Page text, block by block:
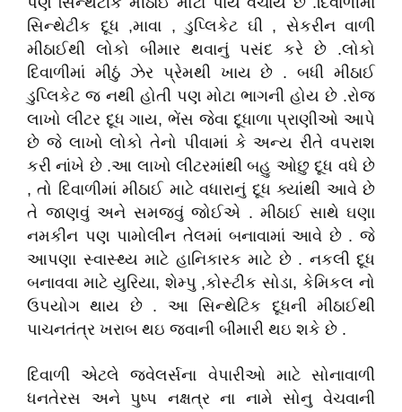
સિન્થેટીક દૂધ ,માવા , ડુપ્લિકેટ ઘી , સેકરીન વાળી
મીઠાઈથી લોકો બીમાર થવાનું પસંદ કરે છે .લોકો
દિવાળીમાં મીઠું ઝેર પ્રેમથી ખાય છે . બધી મીઠાઈ
ડુપ્લિકેટ જ નથી હોતી પણ મોટા ભાગની હોય છે .રોજ
લાખો લીટર દૂધ ગાય, ભેંસ જેવા દૂધાળા પ્રાણીઓ આપે
છે જે લાખો લોકો તેનો પીવામાં કે અન્ય રીતે વપરાશ
કરી નાંખે છે .આ લાખો લીટરમાંથી બહુ ઓછુ દૂધ વધે છે
, તો દિવાળીમાં મીઠાઈ માટે વધારાનું દૂધ ક્યાંથી આવે છે
તે જાણવું અને સમજવું જોઈએ . મીઠાઈ સાથે ઘણા
નમકીન પણ પામોલીન તેલમાં બનાવામાં આવે છે . જે
આપણા સ્વાસ્થ્ય માટે હાનિકારક માટે છે . નકલી દૂધ
બનાવવા માટે યુરિયા, શેમ્પુ ,કોસ્ટીક સોડા, કેમિકલ નો
ઉપયોગ થાય છે . આ સિન્થેટિક દૂધની મીઠાઈથી
પાચનતંત્ર ખરાબ થઇ જવાની બીમારી થઇ શકે છે .
દિવાળી એટલે જવેલર્સના વેપારીઓ માટે સોનાવાળી
ધનતેરસ અને પુષ્પ નક્ષત્ર ના નામે સોનુ વેચવાની